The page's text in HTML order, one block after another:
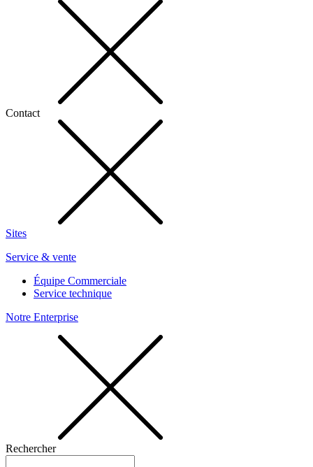
Contact
Sites
Service & vente
Équipe Commerciale
Service technique
Notre Enterprise
Rechercher